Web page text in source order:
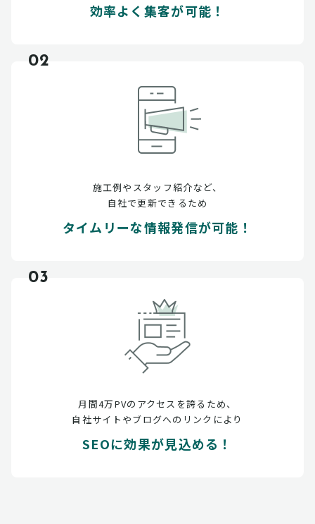
効率よく集客が可能！
02
施工例やスタッフ紹介など、
自社で更新できるため
タイムリーな情報発信が可能！
03
月間4万PVのアクセスを誇るため、
自社サイトやブログへのリンクにより
SEOに効果が見込める！